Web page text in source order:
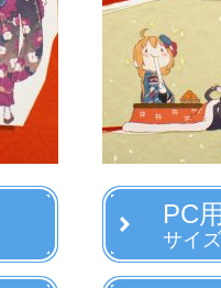
PC
サイ